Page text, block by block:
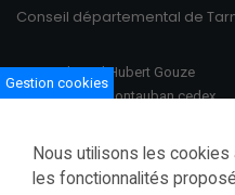
Conseil départemental de
100 Boulevard Hubert Gouze
BP 783 82013 Montauban cedex
Gestion cookies
Nous utilisons les
les fonctionnalités